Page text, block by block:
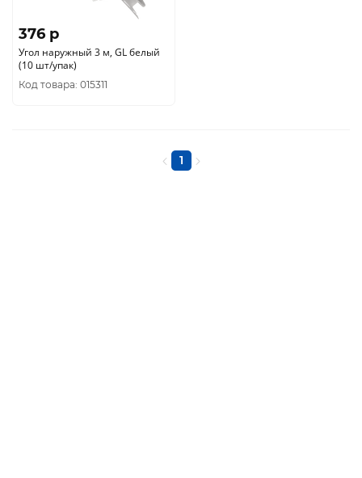
376 p
Угол наружный 3 м, GL белый
(10 шт/упак)
Код товара: 015311
1